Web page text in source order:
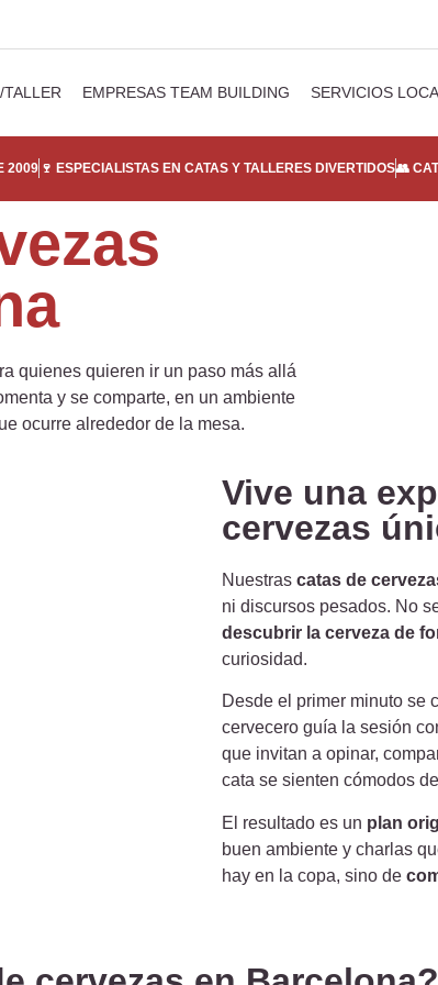
TALLER EMPRESAS TEAM BUILDING SERVICIOS
2009 🍷 ESPECIALISTAS EN CATAS Y TALLERES DIVERTIDOS👥
quienes quieren ir un paso más allá
y se comparte, en un ambiente
ocurre alrededor de la mesa.
Vive una
cervezas
Nuestras catas de
ni discursos pesados. No
descubrir la cerveza de
curiosidad.
Desde el primer minuto se
cervecero guía la sesión
que invitan a opinar,
cata se sienten cómodos
El resultado es un plan
buen ambiente y charlas
hay en la copa, sino de